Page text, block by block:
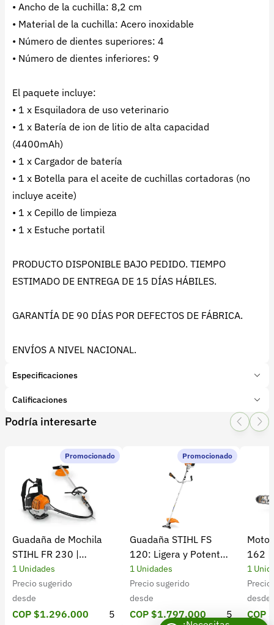
• Ancho de la cuchilla: 8,2 cm
• Material de la cuchilla: Acero inoxidable
• Número de dientes superiores: 4
• Número de dientes inferiores: 9
El paquete incluye:
• 1 x Esquiladora de uso veterinario
• 1 x Batería de ion de litio de alta capacidad
(4400mAh)
• 1 x Cargador de batería
• 1 x Botella para el aceite de cuchillas cortadoras (no
incluye aceite)
• 1 x Cepillo de limpieza
• 1 x Estuche portatil
PRODUCTO DISPONIBLE BAJO PEDIDO. TIEMPO
ESTIMADO DE ENTREGA DE 15 DÍAS HÁBILES.
GARANTÍA DE 90 DÍAS POR DEFECTOS DE FÁBRICA.
ENVÍOS A NIVEL NACIONAL.
Especificaciones
Marca:
AC Clipper
Tipo de producto:Insumo
Subcategoría:Cortadoras
Calificaciones
1 Star
2 Star
3 Star4 Star
0 calificaciones
5 Estrellas
4 Estrellas
3 Estrellas
2 Estrellas
1 Estrellas
Podría interesarte
Promocionado
Guadaña de Mochila
STIHL FR 230 |
Potencia y rendimiento
1 Unidades
Precio sugerido
desde
COP $1.296.000 5
Promocionado
Guadaña STIHL FS
120: Ligera y Potente
para el Campo
1 Unidades
Precio sugerido
desde
COP $1.797.000 5
162 |
1
desde
COP